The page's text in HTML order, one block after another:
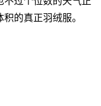
的真正羽绒服。